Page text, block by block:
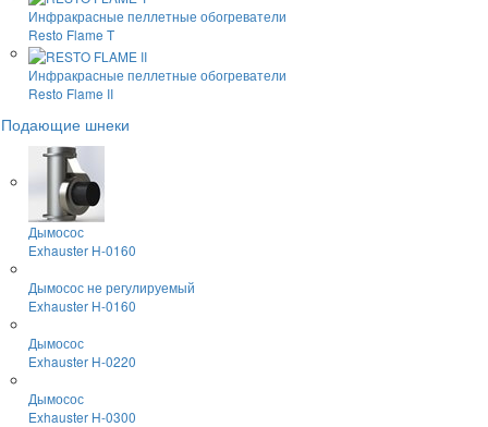
Инфракрасные пеллетные обогреватели
Resto Flame T
Инфракрасные пеллетные обогреватели
Resto Flame II
Подающие шнеки
Дымосос
Exhauster H-0160
Дымосос не регулируемый
Exhauster H-0160
Дымосос
Exhauster H-0220
Дымосос
Exhauster H-0300